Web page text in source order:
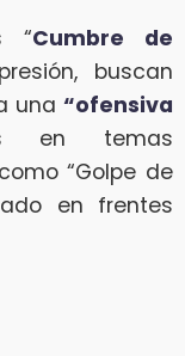
“Cumbre de
buscan
una “ofensiva
en temas
“Golpe de
en frentes